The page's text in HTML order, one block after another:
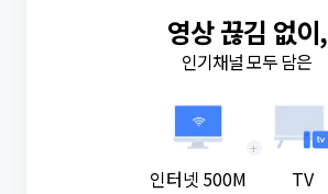
영상 끊김 없이,
인기채널 모두 담은
인터넷 500M
+
TV